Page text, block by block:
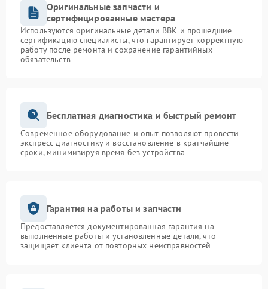
Оригинальные запчасти и
сертифицированные мастера
Используются оригинальные детали BBK и прошедшие
сертификацию специалисты, что гарантирует корректную
работу после ремонта и сохранение гарантийных
обязательств
Бесплатная диагностика и быстрый ремонт
Современное оборудование и опыт позволяют провести
экспресс-диагностику и восстановление в кратчайшие
сроки, минимизируя время без устройства
Гарантия на работы и запчасти
Предоставляется документированная гарантия на
выполненные работы и установленные детали, что
защищает клиента от повторных неисправностей